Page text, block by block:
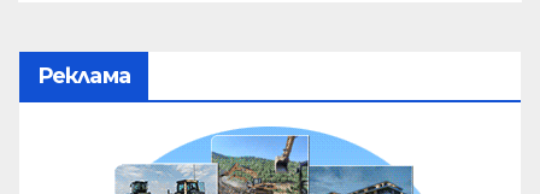
Реклама